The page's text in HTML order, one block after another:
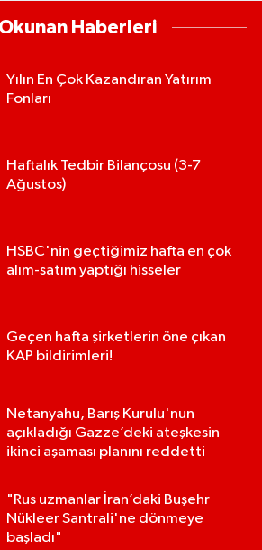
Haberleri
Yılın En Çok Kazandıran Yatırım
Fonları
Haftalık Tedbir Bilançosu (3-7
Ağustos)
HSBC'nin geçtiğimiz hafta en çok
alım-satım yaptığı hisseler
Geçen hafta şirketlerin öne çıkan
KAP bildirimleri!
Netanyahu, Barış Kurulu'nun
açıkladığı Gazze’deki ateşkesin
ikinci aşaması planını reddetti
"Rus uzmanlar İran’daki Buşehr
Nükleer Santrali'ne dönmeye
başladı"